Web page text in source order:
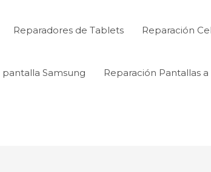
Reparadores de Tablets Reparación
pantalla Samsung Reparación Pantallas